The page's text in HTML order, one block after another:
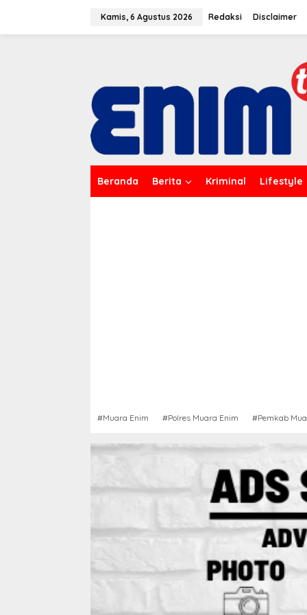
Kamis, 6 Agustus 2026 Redaksi Disclaimer
Beranda Berita Kriminal Lifestyle
#Muara Enim #Polres Muara Enim #Pemkab